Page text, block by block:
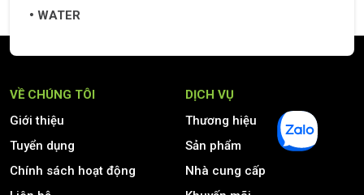
WATER
VỀ CHÚNG TÔI
Giới thiệu
Tuyển dụng
Chính sách hoạt động
DỊCH VỤ
Thương hiệu
Sản phẩm
Nhà cung cấp